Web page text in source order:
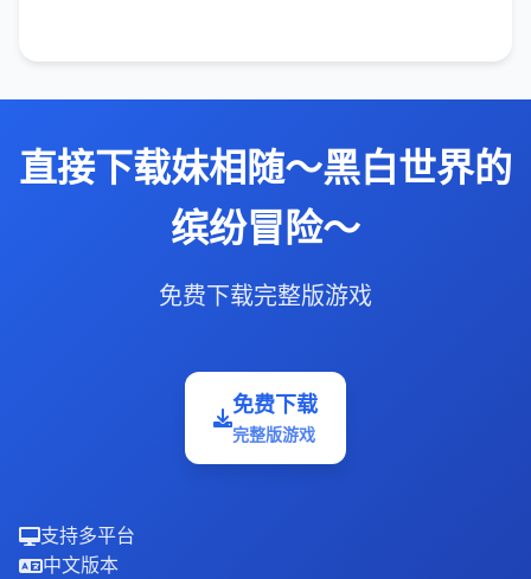
直接下载妹相随～黑白世界的
缤纷冒险～
免费下载完整版游戏
免费下载
完整版游戏
支持多平台
中文版本